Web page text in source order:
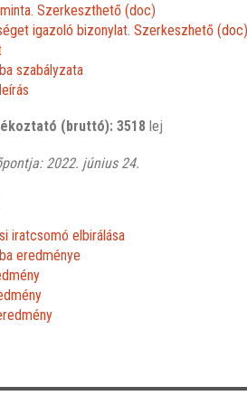
Szerkeszthető (doc)
igazoló bizonylat. Szerkeszhető
szabályzata
(bruttó): 3518 lej
2022. június 24.
iratcsomó elbirálása
eredménye